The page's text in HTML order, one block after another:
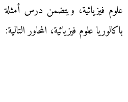
علوم فيزيائية، ويتضمن درس أمثلة
باكالوريا علوم فيزيائية، المحاور التالية: